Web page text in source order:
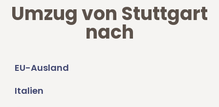
Umzug von Stuttgart
nach
EU-Ausland
Italien